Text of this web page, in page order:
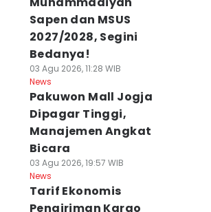
DIY 5
2026
Berawan,
hingga 33
Agu 2026, 06:34 WIB
Tarif Ekonomis
Pengiriman Kargo
Bantu Pengusaha
04 Agu 2026, 23:09 WIB
Sapen dan MSUS
2027/2028, Segini
Bedanya!
03 Agu 2026, 11:28 WIB
News
Pakuwon Mall Jogja
Dipagar Tinggi,
Manajemen Angkat
Bicara
03 Agu 2026, 19:57 WIB
News
Tarif Ekonomis
Pengiriman Kargo